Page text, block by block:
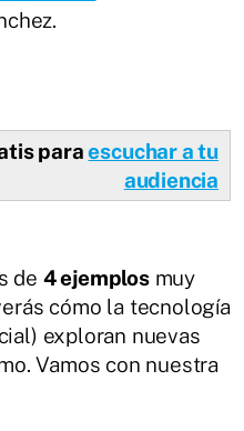
paraescuchar a tu
audiencia
de 4 ejemplosmuy
cómo la tecnología
exploran nuevas
Vamos con nuestra